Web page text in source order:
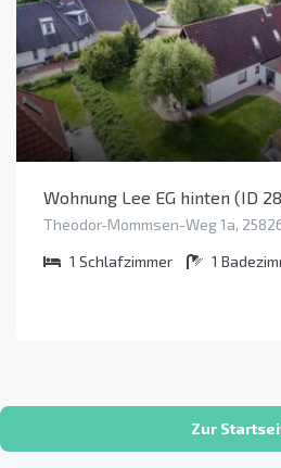
Wohnung Lee EG hinten (ID
Theodor-Mommsen-Weg 1a,
1 Schlafzimmer 1
Zur